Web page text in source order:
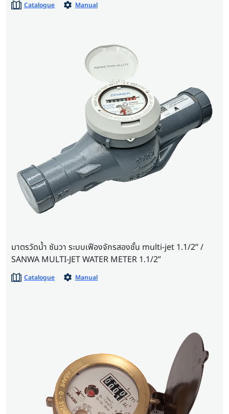
Catalogue Manual
มาตรวัดน้ำ ซันวา ระบบเฟืองจักรสองชั้น multi-jet 1.1/2” /
SANWA MULTI-JET WATER METER 1.1/2”
Catalogue Manual